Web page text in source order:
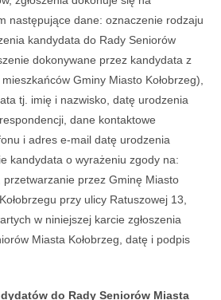
następujące dane: oznaczenie rodzaju
kandydata do Rady Seniorów
dokonywane przez kandydata z
Gminy Miasto Kołobrzeg),
tj. imię i nazwisko, datę urodzenia
dane kontaktowe
i adres e-mail datę urodzenia
kandydata o wyrażeniu zgody na:
przetwarzanie przez Gminę Miasto
przy ulicy Ratuszowej 13,
w niniejszej karcie zgłoszenia
Miasta Kołobrzeg, datę i podpis
do Rady Seniorów Miasta